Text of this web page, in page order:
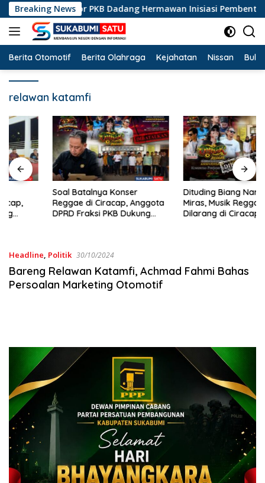
Langsung
ke
konten
Breaking News
Legislator PKB Dadang Hermawan Inisiasi Pembentukan
Berita Otomotif Berita Olahraga Kejahatan Nissan
relawan katamfi
Soal Batalnya Konser
Reggae di Ciracap, Anggota
DPRD Fraksi PKB Dukung
Dituding Biang Narkoba dan
Miras, Musik Reggae Resmi
Dilarang di Ciracap
Headline, Politik 30/10/2024
Bareng Relawan Katamfi, Achmad Fahmi Bahas
Persoalan Marketing Otomotif